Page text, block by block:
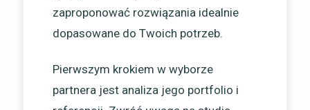
zaproponować rozwiązania idealnie
dopasowane do Twoich potrzeb.
Pierwszym krokiem w wyborze
partnera jest analiza jego portfolio i